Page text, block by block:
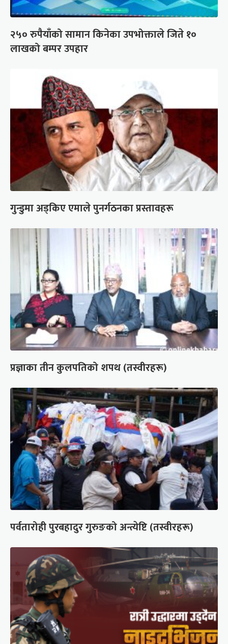
२५० रुपैयाँको सामान किनेका उपभोक्ताले जिते १०
लाखको बम्पर उपहार
गुन्डुमा अड्किए एमाले पुनर्गठनका प्रस्तावहरू
प्रज्ञाका तीन कुलपतिको शपथ (तस्वीरहरू)
पर्वतारोही पुरबहादुर गुरुङको अन्त्येष्टि (तस्वीरहरू)